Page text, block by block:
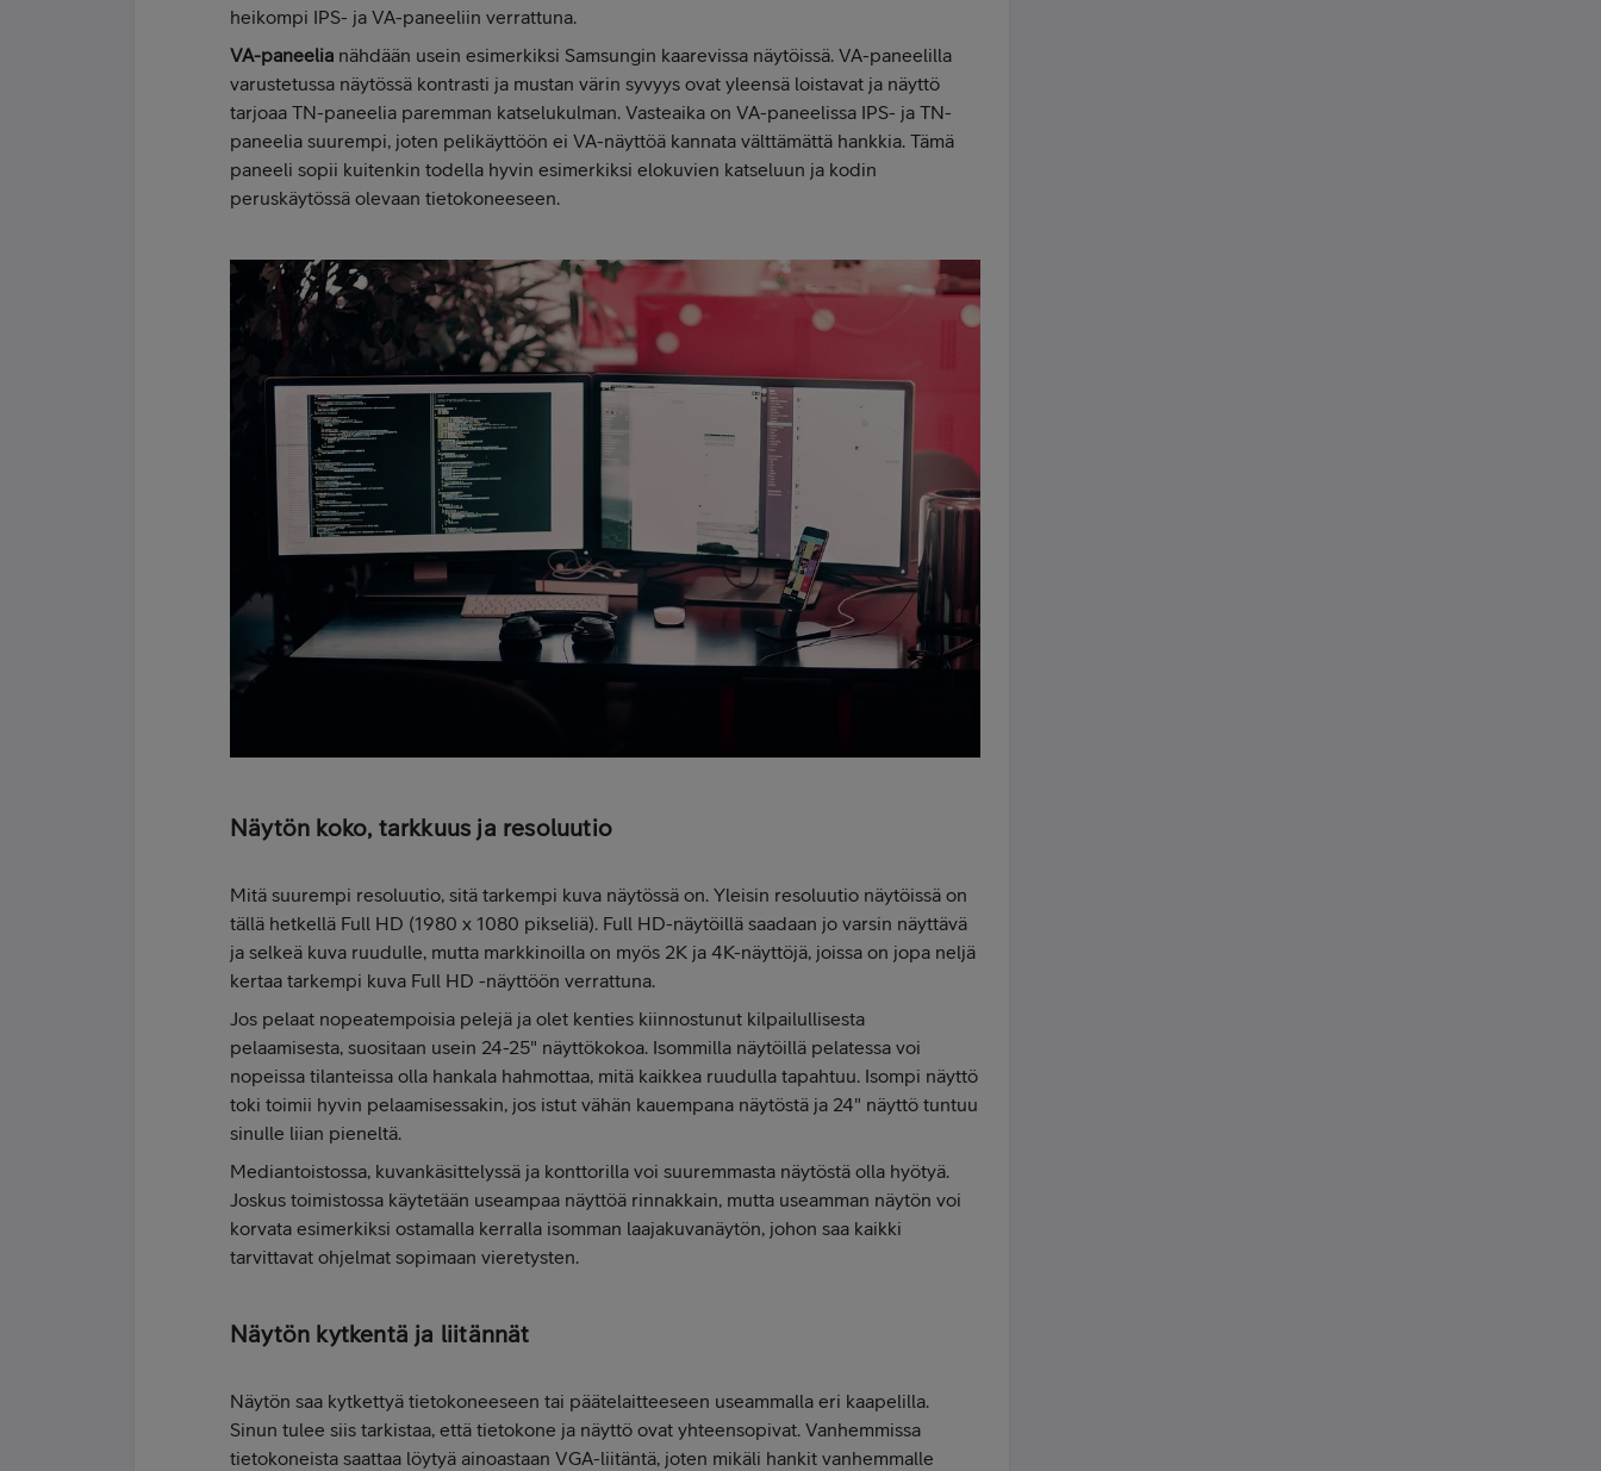
heikompi IPS- ja VA-paneeliin verrattuna.
VA-paneelia nähdään usein esimerkiksi Samsungin kaarevissa näytöissä. VA-paneelilla
varustetussa näytössä kontrasti ja mustan värin syvyys ovat yleensä loistavat ja näyttö
tarjoaa TN-paneelia paremman katselukulman. Vasteaika on VA-paneelissa IPS- ja TN-
paneelia suurempi, joten pelikäyttöön ei VA-näyttöä kannata välttämättä hankkia. Tämä
paneeli sopii kuitenkin todella hyvin esimerkiksi elokuvien katseluun ja kodin
peruskäytössä olevaan tietokoneeseen.
Näytön koko, tarkkuus ja resoluutio
Mitä suurempi resoluutio, sitä tarkempi kuva näytössä on. Yleisin resoluutio näytöissä on
tällä hetkellä Full HD (1980 x 1080 pikseliä). Full HD-näytöillä saadaan jo varsin näyttävä
ja selkeä kuva ruudulle, mutta markkinoilla on myös 2K ja 4K-näyttöjä, joissa on jopa neljä
kertaa tarkempi kuva Full HD -näyttöön verrattuna.
Jos pelaat nopeatempoisia pelejä ja olet kenties kiinnostunut kilpailullisesta
pelaamisesta, suositaan usein 24-25" näyttökokoa. Isommilla näytöillä pelatessa voi
nopeissa tilanteissa olla hankala hahmottaa, mitä kaikkea ruudulla tapahtuu. Isompi näyttö
toki toimii hyvin pelaamisessakin, jos istut vähän kauempana näytöstä ja 24" näyttö tuntuu
sinulle liian pieneltä.
Mediantoistossa, kuvankäsittelyssä ja konttorilla voi suuremmasta näytöstä olla hyötyä.
Joskus toimistossa käytetään useampaa näyttöä rinnakkain, mutta useamman näytön voi
korvata esimerkiksi ostamalla kerralla isomman laajakuvanäytön, johon saa kaikki
tarvittavat ohjelmat sopimaan vieretysten.
Näytön kytkentä ja liitännät
Näytön saa kytkettyä tietokoneeseen tai päätelaitteeseen useammalla eri kaapelilla.
Sinun tulee siis tarkistaa, että tietokone ja näyttö ovat yhteensopivat. Vanhemmissa
tietokoneista saattaa löytyä ainoastaan VGA-liitäntä, joten mikäli hankit vanhemmalle